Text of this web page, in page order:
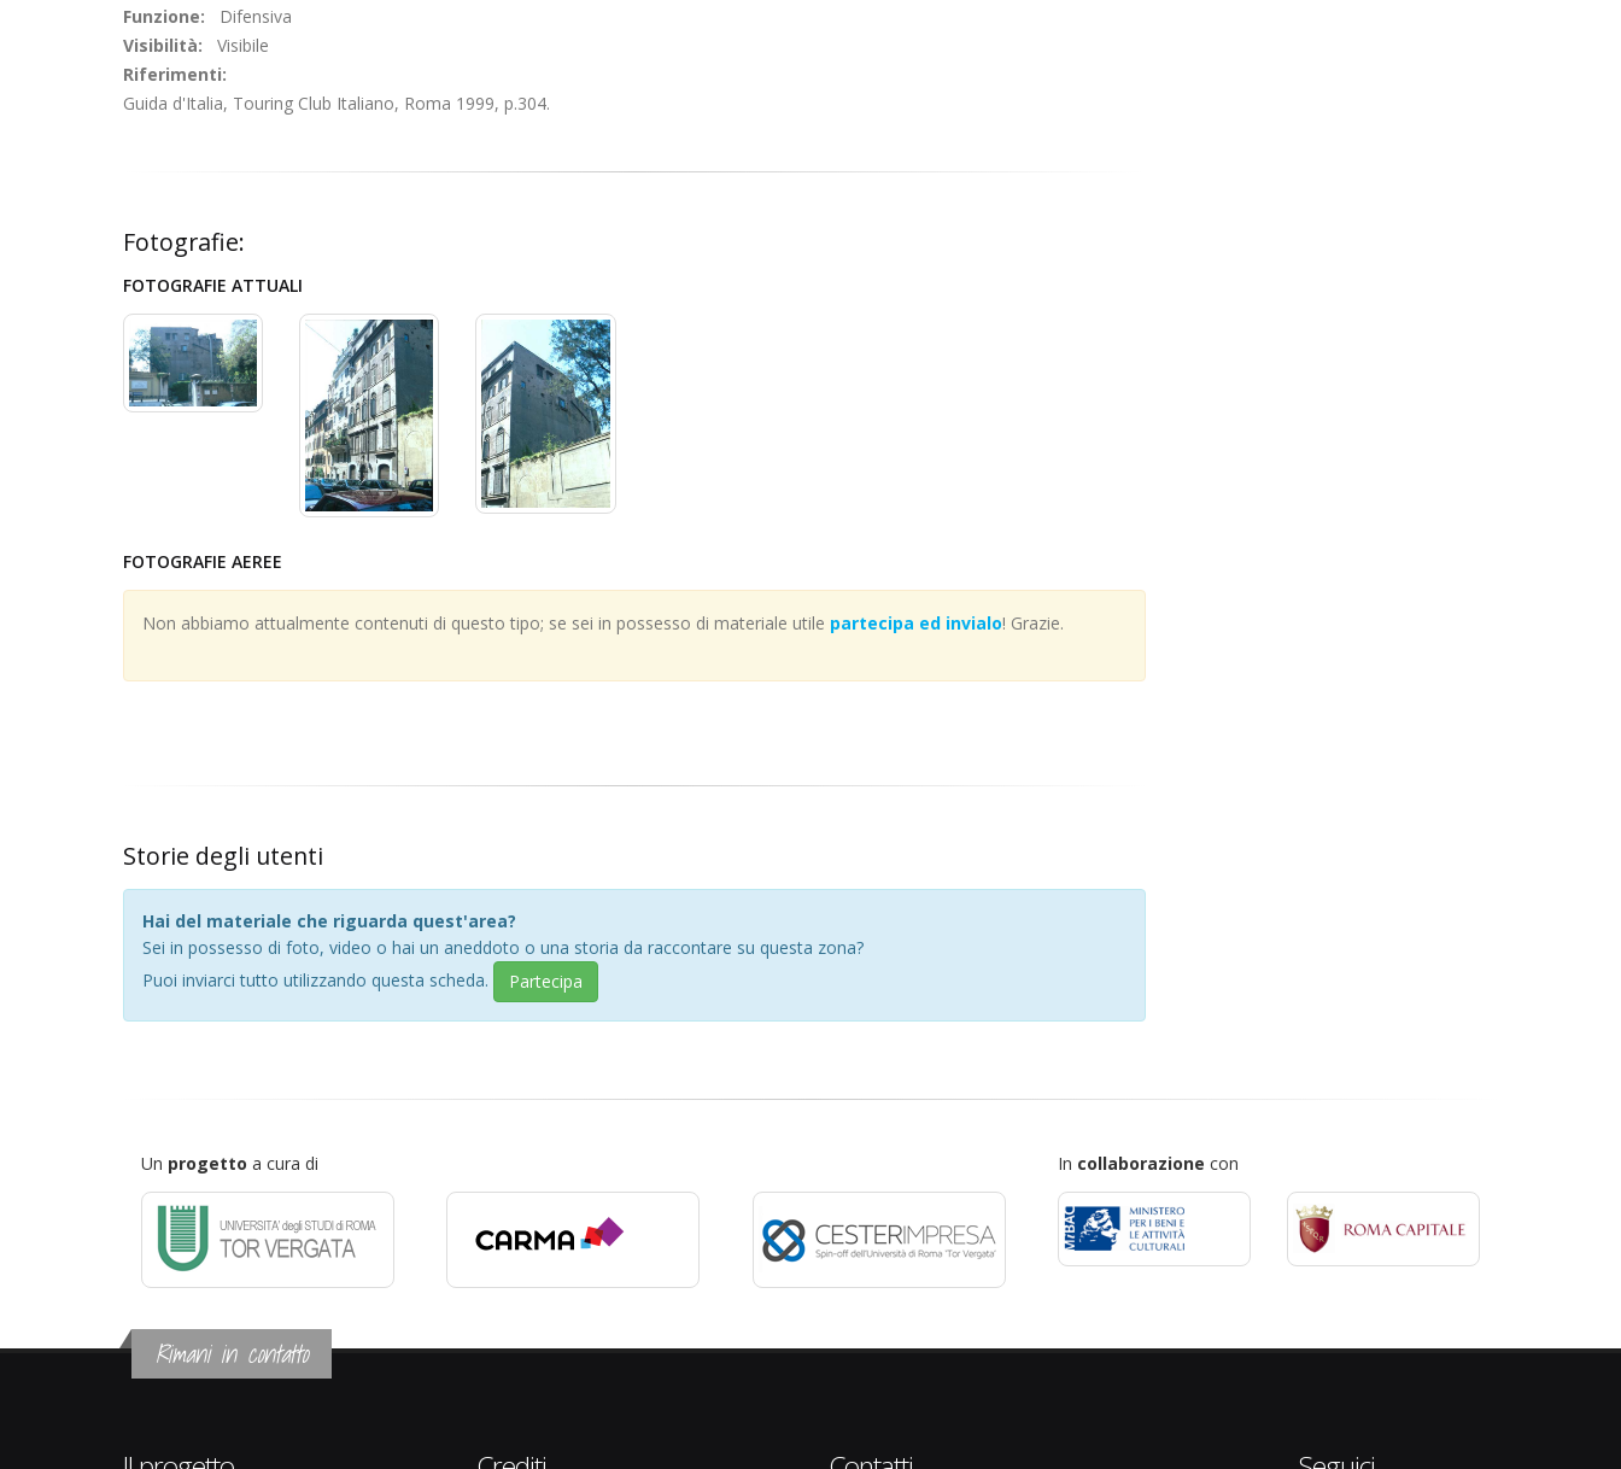
Funzione: Difensiva
Visibilità: Visibile
Riferimenti:
Guida d'Italia, Touring Club Italiano, Roma 1999, p.304.
Fotografie:
FOTOGRAFIE ATTUALI
FOTOGRAFIE AEREE
Non abbiamo attualmente contenuti di questo tipo; se sei in possesso di materiale utile partecipa ed invialo! Grazie.
Storie degli utenti
Hai del materiale che riguarda quest'area?
Sei in possesso di foto, video o hai un aneddoto o una storia da raccontare su questa zona?
Puoi inviarci tutto utilizzando questa scheda.
Partecipa
Un progetto a cura di In collaborazione con
Rimani in contatto